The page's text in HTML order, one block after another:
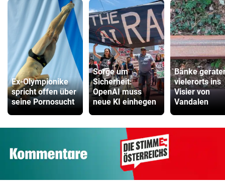
Ex-Olympionike
spricht offen über
seine Pornosucht
Sorge um
Sicherheit:
OpenAI muss
neue KI einhegen
Bänke
vielerorts ins
Visier von
Vandalen